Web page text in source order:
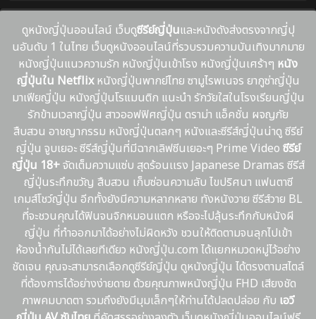
ดูหนังญี่ปุ่นออนไลน์ เว็บดูซีรีย์ญี่ปุ่นและหนังดังส่งตรงจากญี่ปุ
นอันดับ 1 ในไทย เว็บดูหนังออนไลน์ที่รวบรวมความบันเทิงมากมาย
หนังญี่ปุ่นแนวความรัก หนังญี่ปุ่นเข้าโรง หนังญี่ปุ่นเศร้าๆ หนัง
ญี่ปุ่นใน Netflixหนังญี่ปุ่นพากย์ไทย ซามูไรพเนจร ยากูซ่าญี่ปุ่น
มาเฟียญี่ปุ่น หนังญี่ปุ่นโรแมนติก แนะนํา รักวัยใสในโรงเรียนญี่ปุ่น
รักข้ามเวลาญี่ปุ่น สาวออฟฟิศญี่ปุ่น ดราม่า แอ็คชั่น ผจญภัย
สืบสวน อาชญากรรม หนังญี่ปุ่นตลกๆ หนังและซีรีส์ญี่ปุ่นน่าดู ซีรีย์
ญี่ปุ่น จูบเยอะ ซีรีส์ญี่ปุ่นที่มีฉากเลิฟซีนเยอะๆ Prime Video ซีรีย์
ญี่ปุ่น 18+จัดเต็มความแซ่บ สุดร้อนเเรง Japanese Dramas ซีรีส์
ญี่ปุ่นระทึกขวัญ สืบสวน เก็บซ่อนความลับ ไขปริศนา แฟนตาซี
เกมส์โชว์ญี่ปุ่น อีกทั้งยังมีความหลากหลาย ทังหนังวาย ซีรีส์วาย BL
ที่จะชวนคุณได้ฟินจนจิกหมอนแตก หรือจะไปลุ้นระทึกกับหนังผี
ญี่ปุ่น ที่ทำออกมาได้อย่างไม่ผิดหวัง ชวนให้ติดตามจนลุกไปเข้า
ห้องน้ำกันไม่ได้เลยทีเดียว หนังญี่ปุ่น.com ได้แยกหมวดหมู่ไว้อย่าง
ชัดเจน คุณจะสามารถเลือกดูซีรีย์ญี่ปุ่น ดูหนังญี่ปุ่น ได้ตรงตามสไตล์
ที่ต้องการได้อย่างง่ายดาย ด้วยคุณภาพหนังญี่ปุ่น FHD เสียงชัด
ภาพคมบาดตา รวมถึงยังมีมุมเล็กๆให้ท่านได้ปลดปล่อย กับ เอวี